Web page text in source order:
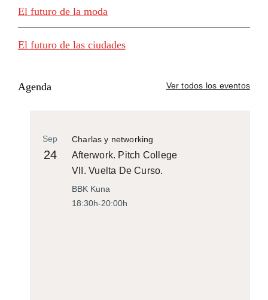
El futuro de la moda
El futuro de las ciudades
Agenda Ver todos los eventos
Charlas y networking
Sep
24
Afterwork. Pitch College
VII. Vuelta De Curso.
BBK Kuna
18:30h-20:00h